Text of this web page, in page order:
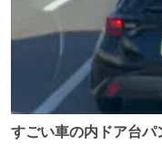
すごい車の内ドア台